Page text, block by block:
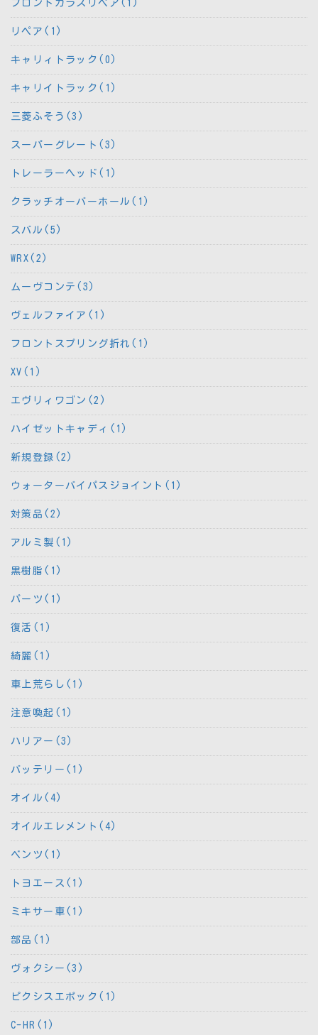
フロントガラスリペア(1)
リペア(1)
キャリィトラック(0)
キャリイトラック(1)
三菱ふそう(3)
スーパーグレート(3)
トレーラーヘッド(1)
クラッチオーバーホール(1)
スバル(5)
WRX(2)
ムーヴコンテ(3)
ヴェルファイア(1)
フロントスプリング折れ(1)
XV(1)
エヴリィワゴン(2)
ハイゼットキャディ(1)
新規登録(2)
ウォーターバイパスジョイント(1)
対策品(2)
アルミ製(1)
黒樹脂(1)
パーツ(1)
復活(1)
綺麗(1)
車上荒らし(1)
注意喚起(1)
ハリアー(3)
バッテリー(1)
オイル(4)
オイルエレメント(4)
ベンツ(1)
トヨエース(1)
ミキサー車(1)
部品(1)
ヴォクシー(3)
ピクシスエポック(1)
C-HR(1)